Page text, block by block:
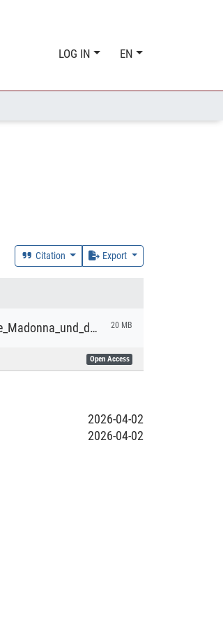
LOG IN EN
Citation Export
Kever_Goethe_die_Sixtinische_Madonna_und_das_Faust_Ende.pdf 20 MB
Open Access
2026-04-02
2026-04-02